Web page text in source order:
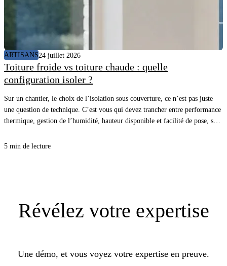
ARTISANS24 juillet 2026
Toiture froide vs toiture chaude : quelle
configuration isoler ?
Sur un chantier, le choix de l’isolation sous couverture, ce n’est pas juste
une question de technique. C’est vous qui devez trancher entre performance
thermique, gestion de l’humidité, hauteur disponible et facilité de pose, sans
d’été comme d’hiver, et vous évitez les désordres qui coûtent cher au retour.
5 min de lecture
Révélez votre expertise
Une démo, et vous voyez votre expertise en preuve.